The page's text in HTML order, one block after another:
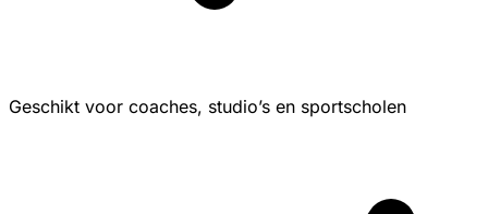
Geschikt voor coaches, studio’s en sportscholen